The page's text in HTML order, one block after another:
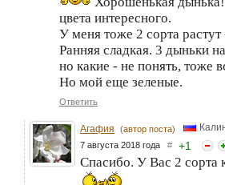
цвета интересного.
У меня тоже 2 сорта
Ранняя сладкая. 3 дыньки
но какие - не понять, тоже
Но мой еще зеленые.
Ответить
Агафия (автор поста)
7 августа 2018 года # +1
Спасибо. У Вас 2 сорта